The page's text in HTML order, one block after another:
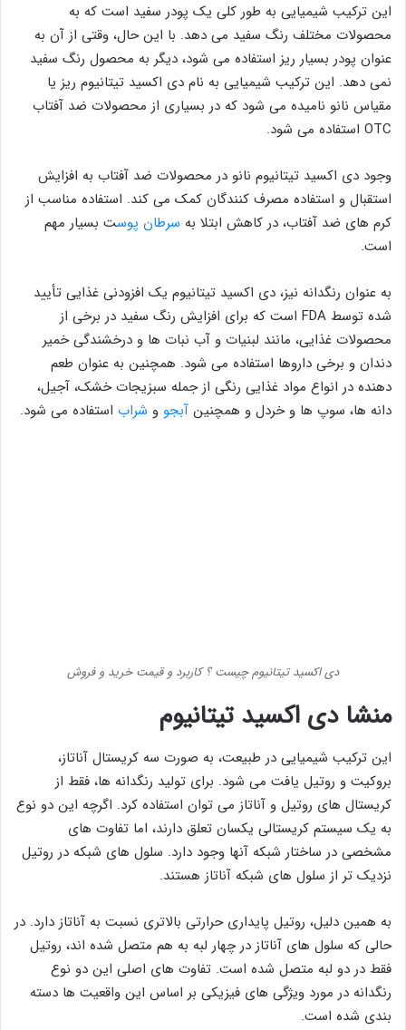
این ترکیب شیمیایی به طور کلی یک پودر سفید است که به
محصولات مختلف رنگ سفید می دهد. با این حال، وقتی از آن به
عنوان پودر بسیار ریز استفاده می شود، دیگر به محصول رنگ سفید
نمی دهد. این ترکیب شیمیایی به نام دی اکسید تیتانیوم ریز یا
مقیاس نانو نامیده می شود که در بسیاری از محصولات ضد آفتاب
OTC استفاده می شود.
وجود دی اکسید تیتانیوم نانو در محصولات ضد آفتاب به افزایش
استقبال و استفاده مصرف کنندگان کمک می کند. استفاده مناسب از
کرم های ضد آفتاب، در کاهش ابتلا به سرطان پوست بسیار مهم
است.
به عنوان رنگدانه نیز، دی اکسید تیتانیوم یک افزودنی غذایی تأیید
شده توسط FDA است که برای افزایش رنگ سفید در برخی از
محصولات غذایی، مانند لبنیات و آب نبات ها و درخشندگی خمیر
دندان و برخی داروها استفاده می شود. همچنین به عنوان طعم
دهنده در انواع مواد غذایی رنگی از جمله سبزیجات خشک، آجیل،
دانه ها، سوپ ها و خردل و همچنین آبجو و شراب استفاده می شود.
دی اکسید تیتانیوم چیست ؟ کاربرد و قیمت خرید و فروش
منشا دی اکسید تیتانیوم
این ترکیب شیمیایی در طبیعت، به صورت سه کریستال آناتاز،
بروکیت و روتیل یافت می شود. برای تولید رنگدانه ها، فقط از
کریستال های روتیل و آناتاز می توان استفاده کرد. اگرچه این دو نوع
به یک سیستم کریستالی یکسان تعلق دارند، اما تفاوت های
مشخصی در ساختار شبکه آنها وجود دارد. سلول های شبکه در روتیل
نزدیک تر از سلول های شبکه آناتاز هستند.
به همین دلیل، روتیل پایداری حرارتی بالاتری نسبت به آناتاز دارد. در
حالی که سلول های آناتاز در چهار لبه به هم متصل شده اند، روتیل
فقط در دو لبه متصل شده است. تفاوت های اصلی این دو نوع
رنگدانه در مورد ویژگی های فیزیکی بر اساس این واقعیت ها دسته
بندی شده است.